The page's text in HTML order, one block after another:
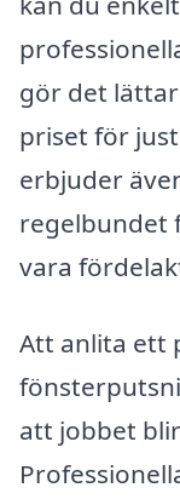
gör det
priset för
erbjuder
regelbundet
vara
Att anlita ett
att jobbet